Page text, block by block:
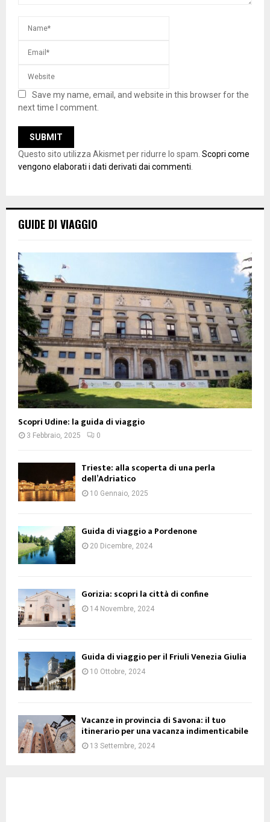
Save my name, email, and website in this browser for the
next time I comment.
Questo sito utilizza Akismet per ridurre lo spam. Scopri come
vengono elaborati i dati derivati dai commenti
GUIDE DI VIAGGIO
Scopri Udine: la guida di viaggio
3 Febbraio, 2025 0
Trieste: alla scoperta di una perla
dell’Adriatico
10 Gennaio, 2025
Guida di viaggio a Pordenone
20 Dicembre, 2024
Gorizia: scopri la città di confine
14 Novembre, 2024
Guida di viaggio per il Friuli Venezia Giulia
10 Ottobre, 2024
Vacanze in provincia di Savona: il tuo
itinerario per una vacanza indimenticabile
13 Settembre, 2024